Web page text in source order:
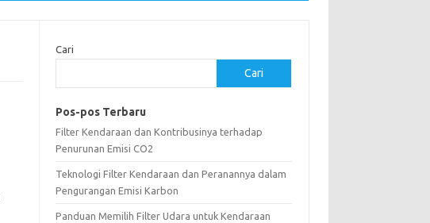
Cari
Cari
Pos-pos Terbaru
Filter Kendaraan dan Kontribusinya terhadap
Penurunan Emisi CO2
Teknologi Filter Kendaraan dan Peranannya dalam
Pengurangan Emisi Karbon
Panduan Memilih Filter Udara untuk Kendaraan